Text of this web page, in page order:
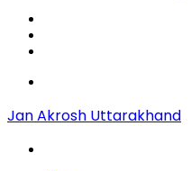
Jan Akrosh Uttarakhand